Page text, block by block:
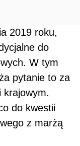
2019 roku,
do
W tym
pytanie to za
krajowym.
do kwestii
z marżą